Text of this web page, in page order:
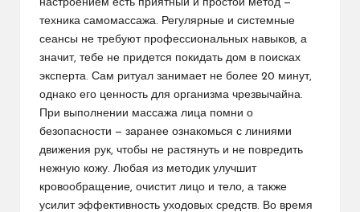
настроением есть приятный и простой метод —
техника самомассажа. Регулярные и системные
сеансы не требуют профессиональных навыков, а
значит, тебе не придется покидать дом в поисках
эксперта. Сам ритуал занимает не более 20 минут,
однако его ценность для организма чрезвычайна.
При выполнении массажа лица помни о
безопасности — заранее ознакомься с линиями
движения рук, чтобы не растянуть и не повредить
нежную кожу. Любая из методик улучшит
кровообращение, очистит лицо и тело, а также
усилит эффективность уходовых средств. Во время